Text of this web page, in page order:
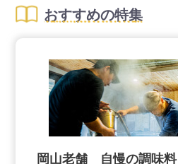
おすすめの特集
岡山老舗 自慢の調味料